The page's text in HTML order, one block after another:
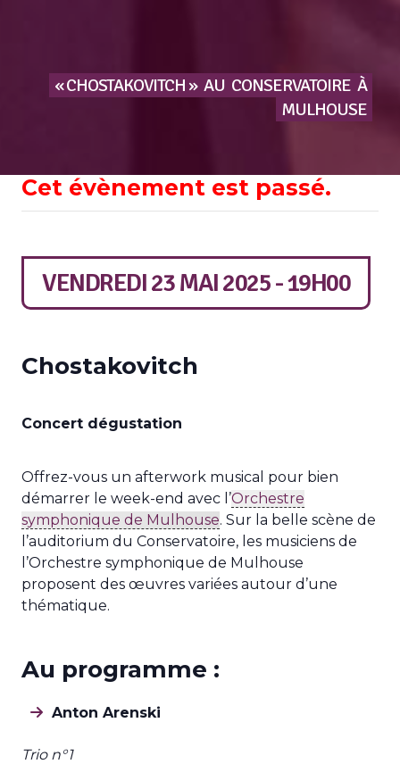
« CHOSTAKOVITCH » AU CONSERVATOIRE À
MULHOUSE
Cet évènement est passé.
VENDREDI 23 MAI 2025 - 19H00
Chostakovitch
Concert dégustation
Offrez-vous un afterwork musical pour bien
démarrer le week-end avec l’Orchestre
symphonique de Mulhouse. Sur la belle scène de
l’auditorium du Conservatoire, les musiciens de
l’Orchestre symphonique de Mulhouse
proposent des œuvres variées autour d’une
thématique.
Au programme :
Anton Arenski
Trio n°1